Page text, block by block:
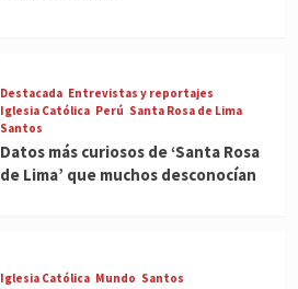
Destacada Entrevistas y reportajes
Iglesia Católica Perú Santa Rosa de Lima
Santos
Datos más curiosos de ‘Santa Rosa
de Lima’ que muchos desconocían
Iglesia Católica Mundo Santos